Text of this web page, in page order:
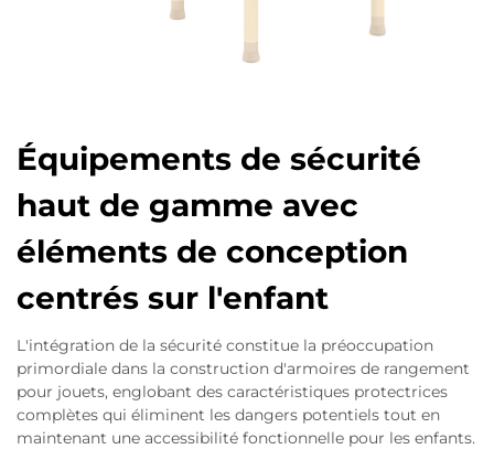
Équipements de sécurité
haut de gamme avec
éléments de conception
centrés sur l'enfant
L'intégration de la sécurité constitue la préoccupation
primordiale dans la construction d'armoires de rangement
pour jouets, englobant des caractéristiques protectrices
complètes qui éliminent les dangers potentiels tout en
maintenant une accessibilité fonctionnelle pour les enfants.